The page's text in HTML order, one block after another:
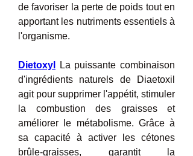
de favoriser la perte de poids tout en
apportant les nutriments essentiels à
l'organisme.
Dietoxyl
La puissante combinaison
d'ingrédients naturels de Diaetoxil
agit pour supprimer l'appétit, stimuler
la combustion des graisses et
améliorer le métabolisme. Grâce à
sa capacité à activer les cétones
brûle-graisses, garantit la